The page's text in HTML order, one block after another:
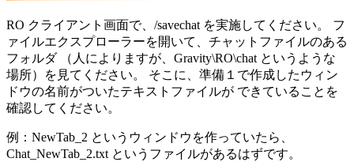
RO クライアント画面で、/savechat を実施してください。 フ
ァイルエクスプローラーを開いて、チャットファイルのある
フォルダ （人によりますが、Gravity\RO\chat というような
場所）を見てください。 そこに、準備１で作成したウィン
ドウの名前がついたテキストファイルが できていることを
確認してください。
例：NewTab_2 というウィンドウを作っていたら、
Chat_NewTab_2.txt というファイルがあるはずです。